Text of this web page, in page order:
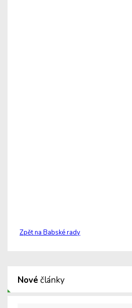
Zpět na Babské rady
Nové články